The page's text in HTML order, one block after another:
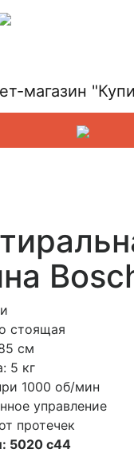
стоящая
см
5 кг
1000 об/мин
управление
протечек
5020 c44